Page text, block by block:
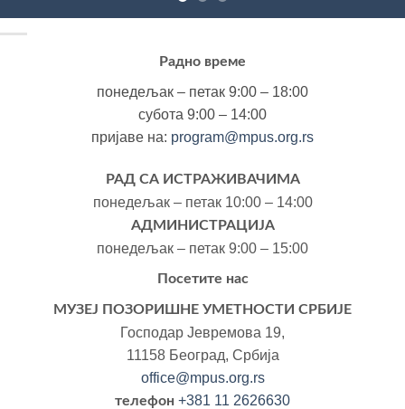
Радно време
понедељак – петак 9:00 – 18:00
субота 9:00 – 14:00
пријаве на: program@mpus.org.rs
РАД СА ИСТРАЖИВАЧИМА
понедељак – петак 10:00 – 14:00
АДМИНИСТРАЦИЈА
понедељак – петак 9:00 – 15:00
Посетите нас
МУЗЕЈ ПОЗОРИШНЕ УМЕТНОСТИ СРБИЈЕ
Господар Јевремова 19,
11158 Београд, Србија
office@mpus.org.rs
телефон +381 11 2626630